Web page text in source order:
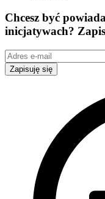
Chcesz być
inicjatywach?
Zapisuję się